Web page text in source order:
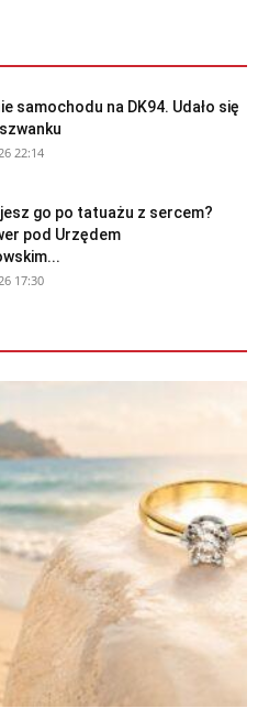
samochodu na DK94. Udało się
22:14
go po tatuażu z sercem?
pod Urzędem
17:30